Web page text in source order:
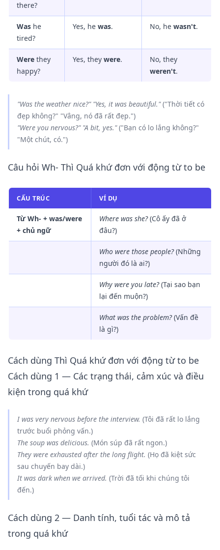
there?
Was he
tired?
Yes, he was. No, he wasn't.
Were they
happy?
Yes, they were.
No, they
weren't.
"Was the weather nice?" "Yes, it was beautiful."("Thời tiết có
đẹp không?" "Vâng, nó đã rất đẹp.")
"Were you nervous?" "A bit, yes."("Bạn có lo lắng không?"
"Một chút, có.")
Câu hỏi Wh- Thì Quá khứ đơn với động từ to be
CẤU TRÚC VÍ DỤ
Từ Wh- + was/were
+ chủ ngữ
Where was she?(Cô ấy đã ở
đâu?)
Who were those people?(Những
người đó là ai?)
Why were you late?(Tại sao bạn
lại đến muộn?)
What was the problem?(Vấn đề
là gì?)
Cách dùng Thì Quá khứ đơn với động từ to be
Cách dùng 1 — Các trạng thái, cảm xúc và điều
kiện trong quá khứ
Iwas very nervous before the interview. (Tôi đã rất lo lắng
trước buổi phỏng vấn.)
The soup was delicious. (Món súp đã rất ngon.)
They were exhausted after the long flight. (Họ đã kiệt sức
sau chuyến bay dài.)
It was dark when we arrived. (Trời đã tối khi chúng tôi
đến.)
Cách dùng 2 — Danh tính, tuổi tác và mô tả
trong quá khứ